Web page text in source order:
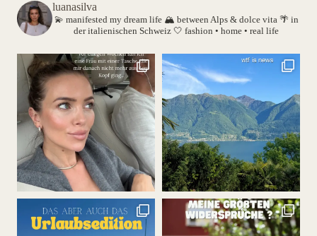
luanasilva
💫 manifested my dream life 🏔️ between Alps & dolce vita 🌴 in
der italienischen Schweiz 🤍 fashion • home • real life